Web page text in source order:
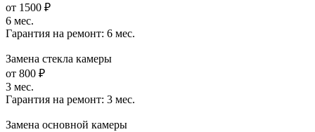
от 1500 ₽
6 мес.
Гарантия на ремонт: 6 мес.
Замена стекла камеры
от 800 ₽
3 мес.
Гарантия на ремонт: 3 мес.
Замена основной камеры